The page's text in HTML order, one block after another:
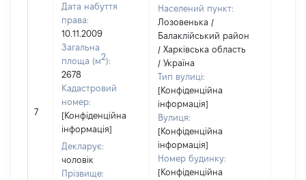
7
Дата набуття
права:
10.11.2009
Загальна
площа (м2):
2678
Кадастровий
номер:
[Конфіденційна
інформація]
Декларує:
чоловік
Прізвище:
Населений пункт:
Лозовенька /
Балаклійський район
/ Харківська область
/ Україна
Тип вулиці:
[Конфіденційна
інформація]
Вулиця:
[Конфіденційна
інформація]
Номер будинку:
[Конфіденційна